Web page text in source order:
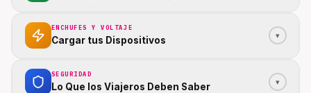
ENCHUFES Y VOLTAJE
Cargar tus Dispositivos ▾
SEGURIDAD
Lo Que los Viajeros Deben Saber ▾